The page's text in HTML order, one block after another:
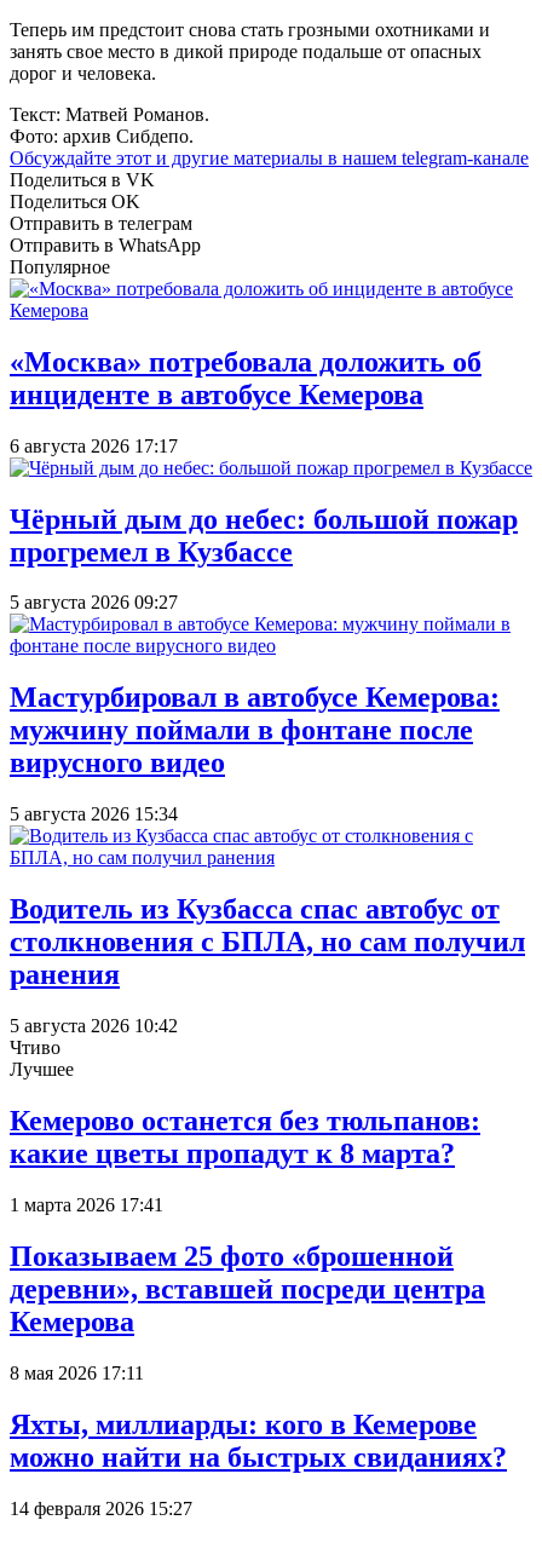
Теперь им предстоит снова стать грозными охотниками и
занять свое место в дикой природе подальше от опасных
дорог и человека.
Текст: Матвей Романов.
Фото: архив Сибдепо.
Обсуждайте этот и другие материалы в нашем telegram-канале
Поделиться в VK
Поделиться OK
Отправить в телеграм
Отправить в WhatsApp
Популярное
«Москва» потребовала доложить об
инциденте в автобусе Кемерова
6 августа 2026 17:17
Чёрный дым до небес: большой пожар
прогремел в Кузбассе
5 августа 2026 09:27
Мастурбировал в автобусе Кемерова:
мужчину поймали в фонтане после
вирусного видео
5 августа 2026 15:34
Водитель из Кузбасса спас автобус от
столкновения с БПЛА, но сам получил
ранения
5 августа 2026 10:42
Чтиво
Лучшее
Кемерово останется без тюльпанов:
какие цветы пропадут к 8 марта?
1 марта 2026 17:41
Показываем 25 фото «брошенной
деревни», вставшей посреди центра
Кемерова
8 мая 2026 17:11
Яхты, миллиарды: кого в Кемерове
можно найти на быстрых свиданиях?
14 февраля 2026 15:27